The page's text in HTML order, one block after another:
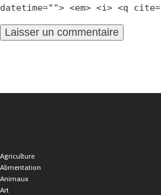
datetime=""> <em> <i> <q
Agriculture
Alimentation
Animaux
Art